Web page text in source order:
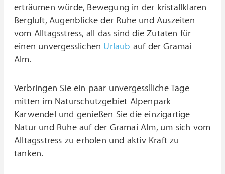
erträumen würde, Bewegung in der kristallklaren
Bergluft, Augenblicke der Ruhe und Auszeiten
vom Alltagsstress, all das sind die Zutaten für
einen unvergesslichen Urlaub auf der Gramai
Alm.
Verbringen Sie ein paar unvergesslliche Tage
mitten im Naturschutzgebiet Alpenpark
Karwendel und genießen Sie die einzigartige
Natur und Ruhe auf der Gramai Alm, um sich vom
Alltagsstress zu erholen und aktiv Kraft zu
tanken.